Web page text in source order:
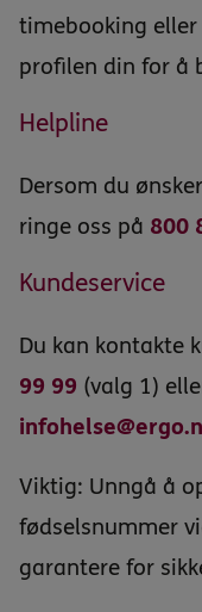
timebooking eller
profilen din for å
Helpline
Dersom du
ringe oss på 800
Kundeservice
Du kan kontakte
99 99 (valg 1)
Viktig: Unngå å
fødselsnummer
garantere for